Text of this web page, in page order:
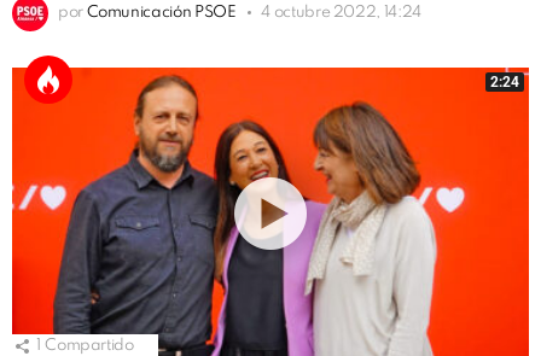
por Comunicación PSOE 4 octubre 2022, 14:24
2:24
Compartido